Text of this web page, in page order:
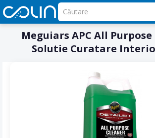
Meguiars APC All
Solutie Curatare